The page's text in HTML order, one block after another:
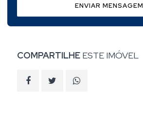
ENVIAR MENSAGEM
COMPARTILHE ESTE IMÓVEL